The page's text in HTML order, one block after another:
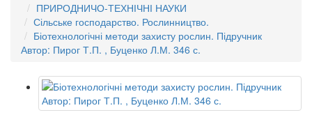
ПРИРОДНИЧО-ТЕХНІЧНІ НАУКИ
Сільське господарство. Рослинництво.
Біотехнологічні методи захисту рослин. Підручник
Автор: Пирог Т.П. , Буценко Л.М. 346 с.